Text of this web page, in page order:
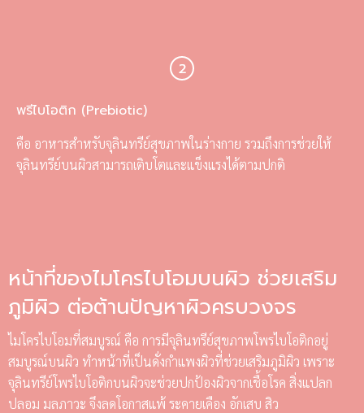
พรีไบโอติก (Prebiotic)
คือ อาหารสำหรับจุลินทรีย์สุขภาพในร่างกาย รวมถึงการช่วยให้
จุลินทรีย์บนผิวสามารถเติบโตและแข็งแรงได้ตามปกติ
หน้าที่ของไมโครไบโอมบนผิว ช่วยเสริม
ภูมิผิว ต่อต้านปัญหาผิวครบวงจร
ไมโครไบโอมที่สมบูรณ์ คือ การมีจุลินทรีย์สุขภาพโพรไบโอติกอยู่
สมบูรณ์บนผิว ทำหน้าที่เป็นดั่งกำแพงผิวที่ช่วยเสริมภูมิผิว เพราะ
จุลินทรีย์โพรไบโอติกบนผิวจะช่วยปกป้องผิวจากเชื้อโรค สิ่งแปลก
ปลอม มลภาวะ จึงลดโอกาสแพ้ ระคายเคือง อักเสบ สิว